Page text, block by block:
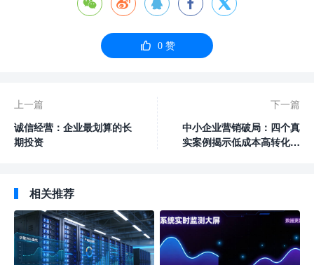
    
 0赞
上一篇
诚信经营：企业最划算的长
期投资
下一篇
中小企业营销破局：四个真
实案例揭示低成本高转化的
相关推荐